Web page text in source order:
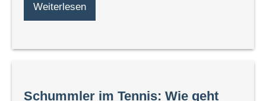
Weiterlesen
Schummler im Tennis: Wie geht